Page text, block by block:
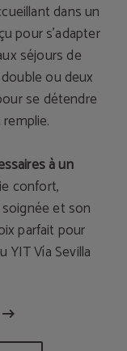
dans un
pour s’adapter
séjours de
ou deux
se détendre
à un
confort,
et son
parfait pour
Vía Sevilla